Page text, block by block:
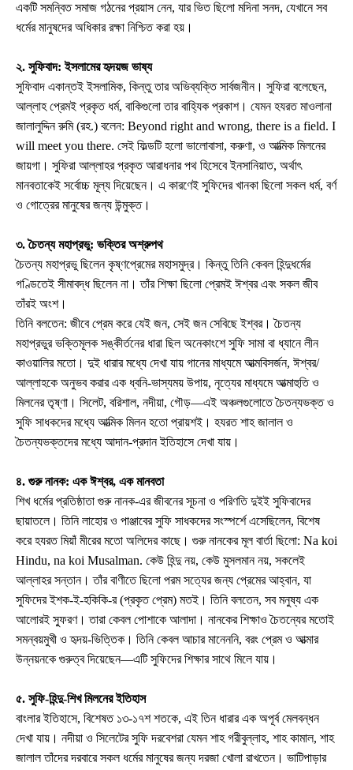
একটি সমন্বিত সমাজ গঠনের প্রয়াস নেন, যার ভিত ছিলো মদিনা সনদ, যেখানে সব
ধর্মের মানুষদের অধিকার রক্ষা নিশ্চিত করা হয়।
২. সুফিবাদ: ইসলামের হৃদয়জ ভাষ্য
সুফিবাদ একান্তই ইসলামিক, কিন্তু তার অভিব্যক্তি সার্বজনীন। সুফিরা বলেছেন,
আল্লাহ প্রেমই প্রকৃত ধর্ম, বাকিগুলো তার বাহ্যিক প্রকাশ। যেমন হযরত মাওলানা
জালালুদ্দিন রুমি (রহ.) বলেন: Beyond right and wrong, there is a field. I
will meet you there. সেই ফিল্ডটি হলো ভালোবাসা, করুণা, ও আত্মিক মিলনের
জায়গা। সুফিরা আল্লাহর প্রকৃত আরাধনার পথ হিসেবে ইনসানিয়াত, অর্থাৎ
মানবতাকেই সর্বোচ্চ মূল্য দিয়েছেন। এ কারণেই সুফিদের খানকা ছিলো সকল ধর্ম, বর্ণ
ও গোত্রের মানুষের জন্য উন্মুক্ত।
৩. চৈতন্য মহাপ্রভু: ভক্তির অশ্রুপথ
চৈতন্য মহাপ্রভু ছিলেন কৃষ্ণপ্রেমের মহাসমুদ্র। কিন্তু তিনি কেবল হিন্দুধর্মের
গণ্ডিতেই সীমাবদ্ধ ছিলেন না। তাঁর শিক্ষা ছিলো প্রেমই ঈশ্বর এবং সকল জীব
তাঁরই অংশ।
তিনি বলতেন: জীবে প্রেম করে যেই জন, সেই জন সেবিছে ইশ্বর। চৈতন্য
মহাপ্রভুর ভক্তিমূলক সঙ্কীর্তনের ধারা ছিল অনেকাংশে সুফি সামা বা ধ্যানে লীন
কাওয়ালির মতো। দুই ধারার মধ্যে দেখা যায় গানের মাধ্যমে আত্মবিসর্জন, ঈশ্বর/
আল্লাহকে অনুভব করার এক ধ্বনি-ভাস্যময় উপায়, নৃত্যের মাধ্যমে আত্মাহুতি ও
মিলনের তৃষ্ণা। সিলেট, বরিশাল, নদীয়া, গৌড়—এই অঞ্চলগুলোতে চৈতন্যভক্ত ও
সুফি সাধকদের মধ্যে আত্মিক মিলন হতো প্রায়শই। হযরত শাহ জালাল ও
চৈতন্যভক্তদের মধ্যে আদান-প্রদান ইতিহাসে দেখা যায়।
৪. গুরু নানক: এক ঈশ্বর, এক মানবতা
শিখ ধর্মের প্রতিষ্ঠাতা গুরু নানক-এর জীবনের সূচনা ও পরিণতি দুইই সুফিবাদের
ছায়াতলে। তিনি লাহোর ও পাঞ্জাবের সুফি সাধকদের সংস্পর্শে এসেছিলেন, বিশেষ
করে হযরত মিয়াঁ মীরের মতো অলিদের কাছে। গুরু নানকের মূল বার্তা ছিলো: Na koi
Hindu, na koi Musalman. কেউ হিন্দু নয়, কেউ মুসলমান নয়, সকলেই
আল্লাহর সন্তান। তাঁর বাণীতে ছিলো পরম সত্যের জন্য প্রেমের আহ্বান, যা
সুফিদের ইশক-ই-হকিকি-র (প্রকৃত প্রেম) মতই। তিনি বলতেন, সব মনুষ্য এক
আলোরই স্ফুরণ। তারা কেবল পোশাকে আলাদা। নানকের শিক্ষাও চৈতন্যের মতোই
সমন্বয়মুখী ও হৃদয়-ভিত্তিক। তিনি কেবল আচার মানেননি, বরং প্রেম ও আত্মার
উন্নয়নকে গুরুত্ব দিয়েছেন—এটি সুফিদের শিক্ষার সাথে মিলে যায়।
৫. সুফি-হিন্দু-শিখ মিলনের ইতিহাস
বাংলার ইতিহাসে, বিশেষত ১৩-১৭শ শতকে, এই তিন ধারার এক অপূর্ব মেলবন্ধন
দেখা যায়। নদীয়া ও সিলেটের সুফি দরবেশরা যেমন শাহ গরীবুল্লাহ, শাহ কামাল, শাহ
জালাল তাঁদের দরবারে সকল ধর্মের মানুষের জন্য দরজা খোলা রাখতেন। ভাটিপাড়ার